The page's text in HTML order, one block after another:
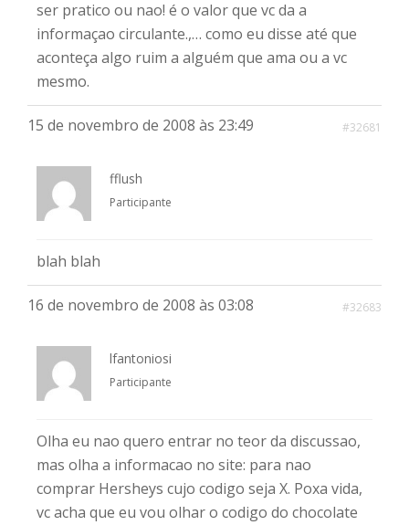
ser pratico ou nao! é o valor que vc da a
informaçao circulante.,… como eu disse até que
aconteça algo ruim a alguém que ama ou a vc
mesmo.
15 de novembro de 2008 às 23:49 #32681
fflush
Participante
blah blah
16 de novembro de 2008 às 03:08 #32683
lfantoniosi
Participante
Olha eu nao quero entrar no teor da discussao,
mas olha a informacao no site: para nao
comprar Hersheys cujo codigo seja X. Poxa vida,
vc acha que eu vou olhar o codigo do chocolate